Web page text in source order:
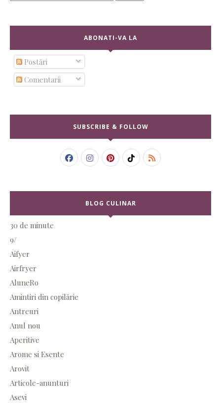
ABONATI-VA LA
Postări
Comentarii
SUBSCRIBE & FOLLOW
BLOG CULINAR
30 de minute
9/
Aifyer
Airfryer
AluneRo
Amintiri din copilărie
Antreuri
Anul nou
Aperitive
Arome si Esente
Arovit
Articole-anunturi
Asevi